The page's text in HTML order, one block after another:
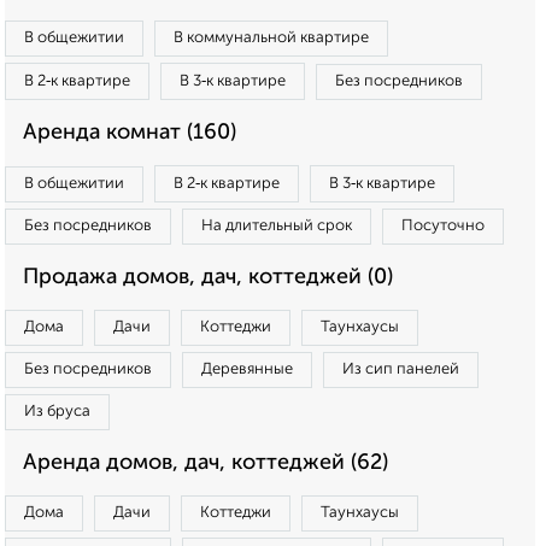
В общежитии В коммунальной квартире
В 2‑к квартире В 3‑к квартире Без посредников
Аренда комнат (160)
В общежитии В 2‑к квартире В 3‑к квартире
Без посредников На длительный срок Посуточно
Продажа домов, дач, коттеджей (0)
Дома Дачи Коттеджи Таунхаусы
Без посредников Деревянные Из сип панелей
Из бруса
Аренда домов, дач, коттеджей (62)
Дома Дачи Коттеджи Таунхаусы